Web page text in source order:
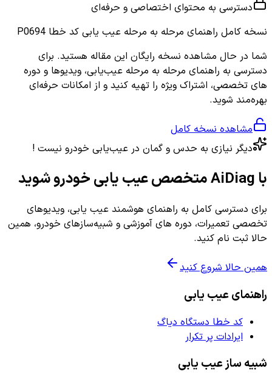
دسترسی به محتوای اختصاصی و حرفه‌ای
نسخه کامل راهنمای مرحله به مرحله عیب یابی کد خطا P0694
شما در حال مشاهده نسخه رایگان این مقاله هستید. برای
دسترسی به راهنمای مرحله به مرحله عیب‌یابی، ویدیوها و دوره
های تخصصی، اشتراک ویژه را تهیه کنید و از امکانات حرفه‌ای
بهره‌مند شوید.
مشاهده نسخه کامل
دیگر نیازی به حدس و گمان در عیب‌یابی خودرو نیست !
با AiDiag متخصص عیب یابی خودرو شوید
برای دسترسی کامل به راهنمای هوشمند عیب یابی، ویدیوهای
تخصصی تعمیرات، دوره های آموزشی و شبیه‌سازهای خودرو، همین
حالا ثبت نام کنید.
همین حالا شروع کنید
راهنمای عیب یابی
کد خطا دستگاه دیاگ
ایرادات پر تکرار
شبیه ساز عیب یابی